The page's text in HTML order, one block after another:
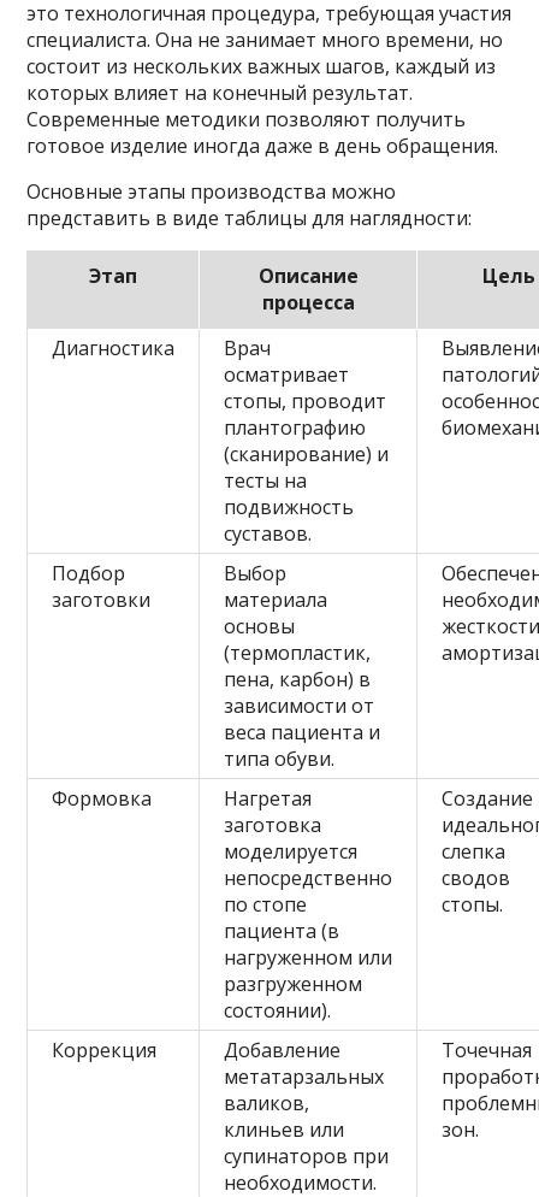
это технологичная процедура, требующая участия
специалиста. Она не занимает много времени, но
состоит из нескольких важных шагов, каждый из
которых влияет на конечный результат.
Современные методики позволяют получить
готовое изделие иногда даже в день обращения.
Основные этапы производства можно
представить в виде таблицы для наглядности:
Этап
Описание
процесса
Цель
Диагностика
Врач
осматривает
стопы, проводит
плантографию
(сканирование) и
тесты на
подвижность
суставов.
Подбор
заготовки
Выбор
материала
основы
(термопластик,
пена, карбон) в
зависимости от
веса пациента и
типа обуви.
Формовка
Нагретая
заготовка
моделируется
непосредственно
по стопе
пациента (в
нагруженном или
разгруженном
состоянии).
Создание
слепка
сводов
стопы.
Коррекция
Добавление
метатарзальных
валиков,
клиньев или
супинаторов при
необходимости.
Точечная
зон.